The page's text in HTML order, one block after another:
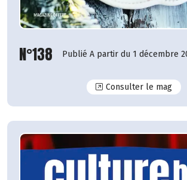
N°138 Publié A partir du 1 décembre
Consulter le mag